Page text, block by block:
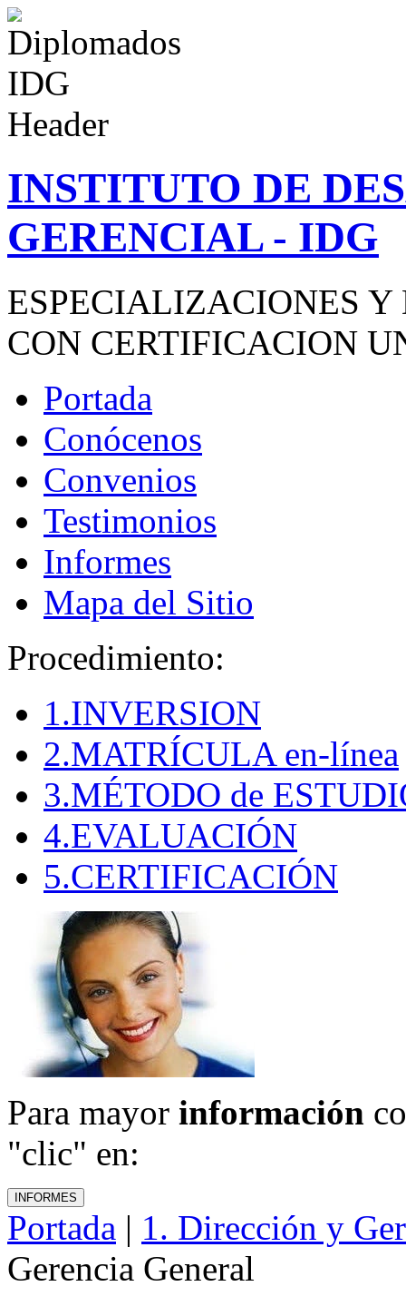
INSTITUTO DE
GERENCIAL - IDG
ESPECIALIZACIONES
CON CERTIFICACION
Portada
Conócenos
Convenios
Testimonios
Informes
Mapa del Sitio
Procedimiento:
1.INVERSION
2.MATRÍCULA en-línea
3.MÉTODO de
4.EVALUACIÓN
5.CERTIFICACIÓN
Para mayor información
"clic" en:
Portada | 1. Dirección y
Gerencia General